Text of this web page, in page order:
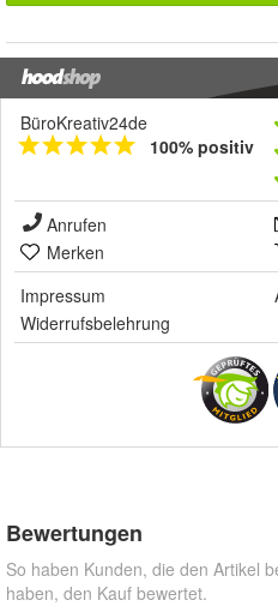
BüroKreativ24de
100% positiv
Anrufen
Merken
Impressum
Widerrufsbelehrung
Bewertungen
So haben Kunden, die den Artikel
haben, den Kauf bewertet.